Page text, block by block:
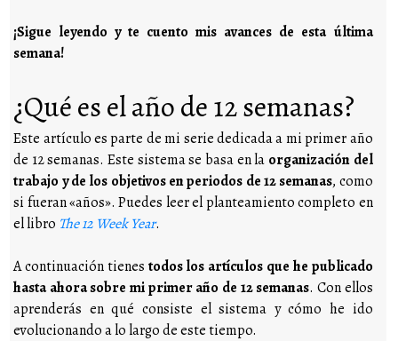
¡Sigue leyendo y te cuento mis avances de esta última
semana!
¿Qué es el año de 12 semanas?
Este artículo es parte de mi serie dedicada a mi primer año
de 12 semanas. Este sistema se basa en la organización del
trabajo y de los objetivos en periodos de 12 semanas, como
si fueran «años». Puedes leer el planteamiento completo en
el libro The 12 Week Year.
A continuación tienes todos los artículos que he publicado
hasta ahora sobre mi primer año de 12 semanas. Con ellos
aprenderás en qué consiste el sistema y cómo he ido
evolucionando a lo largo de este tiempo.